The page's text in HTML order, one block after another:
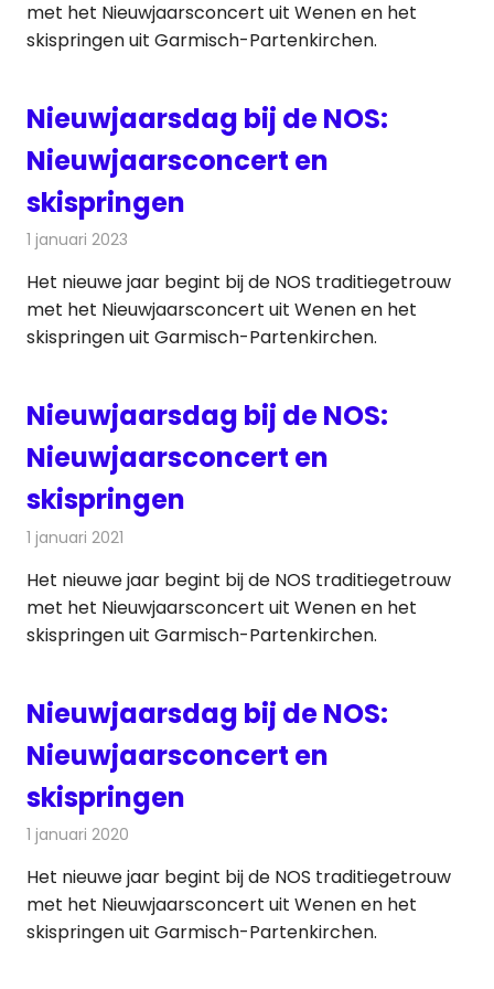
met het Nieuwjaarsconcert uit Wenen en het
skispringen uit Garmisch-Partenkirchen.
Nieuwjaarsdag bij de NOS:
Nieuwjaarsconcert en
skispringen
1 januari 2023
Het nieuwe jaar begint bij de NOS traditiegetrouw
met het Nieuwjaarsconcert uit Wenen en het
skispringen uit Garmisch-Partenkirchen.
Nieuwjaarsdag bij de NOS:
Nieuwjaarsconcert en
skispringen
1 januari 2021
Het nieuwe jaar begint bij de NOS traditiegetrouw
met het Nieuwjaarsconcert uit Wenen en het
skispringen uit Garmisch-Partenkirchen.
Nieuwjaarsdag bij de NOS:
Nieuwjaarsconcert en
skispringen
1 januari 2020
Het nieuwe jaar begint bij de NOS traditiegetrouw
met het Nieuwjaarsconcert uit Wenen en het
skispringen uit Garmisch-Partenkirchen.